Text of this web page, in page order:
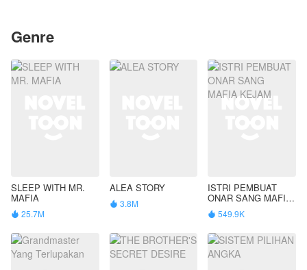
Genre
SLEEP WITH MR.
MAFIA
 25.7M
ALEA STORY
 3.8M
ISTRI PEMBUAT
ONAR SANG MAFIA
KEJAM
 549.9K